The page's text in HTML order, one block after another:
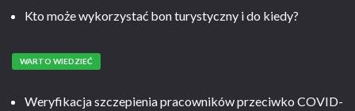
Kto może wykorzystać bon turystyczny i do kiedy?
WARTO WIEDZIEĆ
Weryfikacja szczepienia pracowników przeciwko COVID-